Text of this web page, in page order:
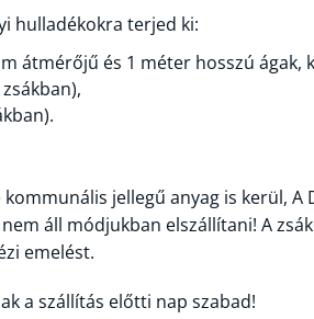
hulladékokra terjed ki:
átmérőjű és 1 méter hosszú ágak,
jellegű anyag is kerül, A
áll módjukban elszállítani! A
emelést.
a szállítás előtti nap szabad!